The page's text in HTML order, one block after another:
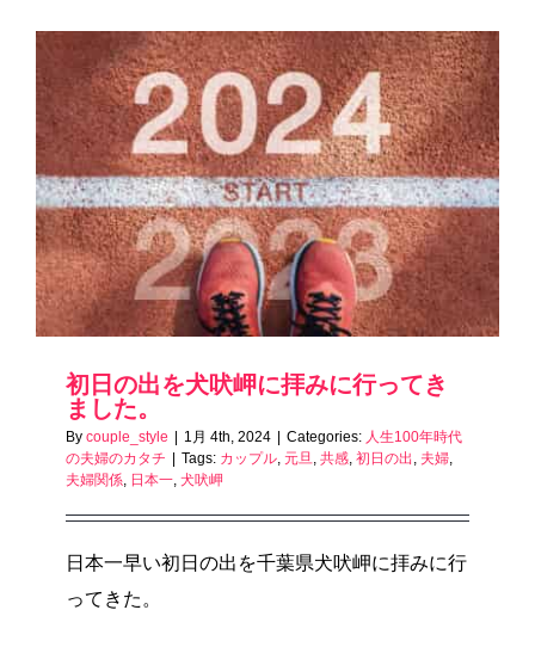
初日の出を犬吠岬に拝みに行ってき
ました。
By couple_style 1月 4th, 2024 Categories: 人生100年時代
の夫婦のカタチ
Tags: カップル, 元旦, 共感, 初日の出 , 夫婦,
夫婦関係, 日本一, 犬吠岬
日本一早い初日の出を千葉県犬吠岬に拝みに行
ってきた。